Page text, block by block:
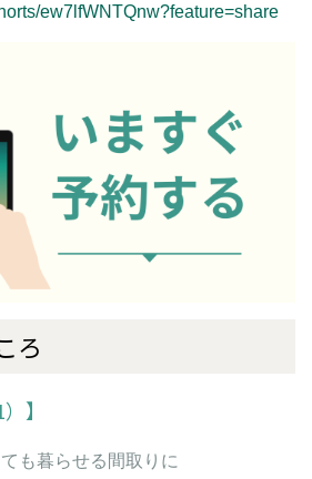
ew7lfWNTQnw?feature=share
ろ
】
も暮らせる間取りに